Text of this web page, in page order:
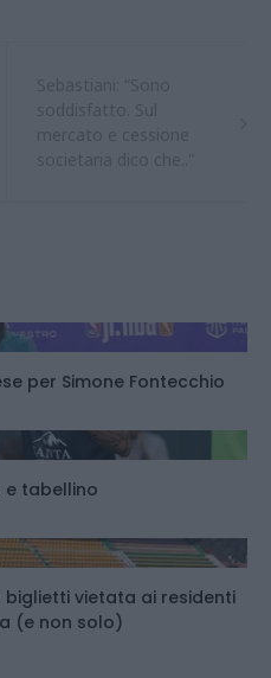
per Simone Fontecchio
e tabellino
biglietti vietata ai residenti
(e non solo)